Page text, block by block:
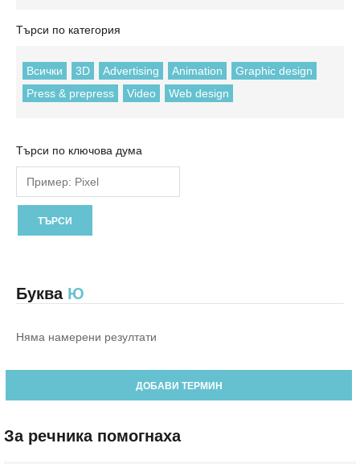
Търси по категория
Всички 3D Advertising Animation
Graphic design
Press & prepress
Video Web design
Търси по ключова дума
Буква Ю
Няма намерени резултати
ДОБАВИ ТЕРМИН
За речника помогнаха